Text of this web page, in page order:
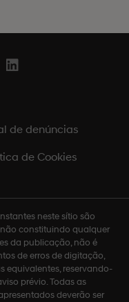
de Cookies
de denúncias
neste sítio são
constituindo qualquer
da publicação, não é
de erros de digitação,
equivalentes, reservando-
prévio. Todas as
deverão ser